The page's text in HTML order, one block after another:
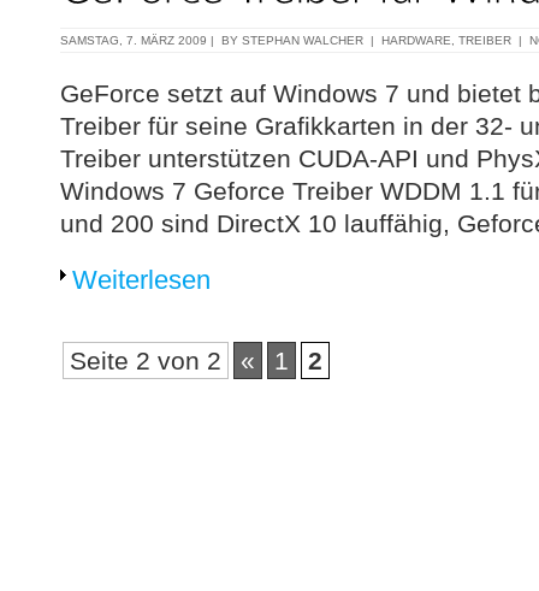
SAMSTAG, 7. MÄRZ 2009 | BY STEPHAN WALCHER | HARDWARE TREIBER |
GeForce setzt auf Windows 7 und bietet
Treiber für seine Grafikkarten in der 32-
Treiber unterstützen CUDA-API und
Windows 7 Geforce Treiber WDDM 1.1
und 200 sind DirectX 10 lauffähig,
Weiterlesen
Seite 2 von 2 « 1 2